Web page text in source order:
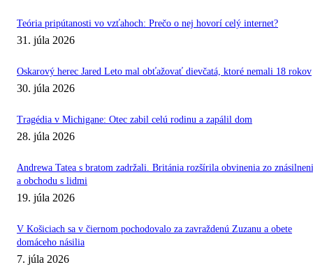
Teória pripútanosti vo vzťahoch: Prečo o nej hovorí celý internet?
31. júla 2026
Oskarový herec Jared Leto mal obťažovať dievčatá, ktoré nemali 18 rokov
30. júla 2026
Tragédia v Michigane: Otec zabil celú rodinu a zapálil dom
28. júla 2026
Andrewa Tatea s bratom zadržali. Británia rozšírila obvinenia zo
a obchodu s lidmi
19. júla 2026
V Košiciach sa v čiernom pochodovalo za zavraždenú Zuzanu a obete
domáceho násilia
7. júla 2026